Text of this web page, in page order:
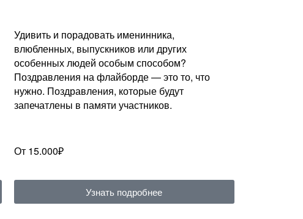
Удивить и порадовать именинника,
влюбленных, выпускников или других
особенных людей особым способом?
Поздравления на флайборде — это то, что
нужно. Поздравления, которые будут
запечатлены в памяти участников.
От 15.000₽
Узнать подробнее